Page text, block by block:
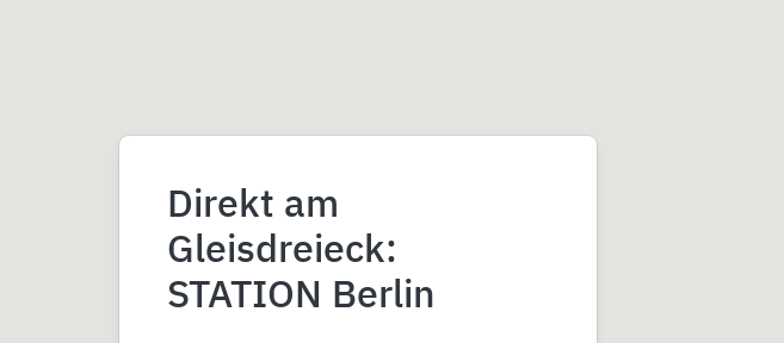
Direkt am
Gleisdreieck:
STATION Berlin